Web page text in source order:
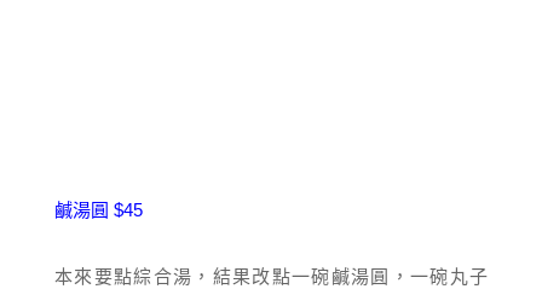
鹹湯圓 $45
本來要點綜合湯，結果改點一碗鹹湯圓，一碗丸子